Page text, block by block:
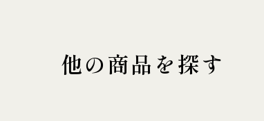
他の商品を探す